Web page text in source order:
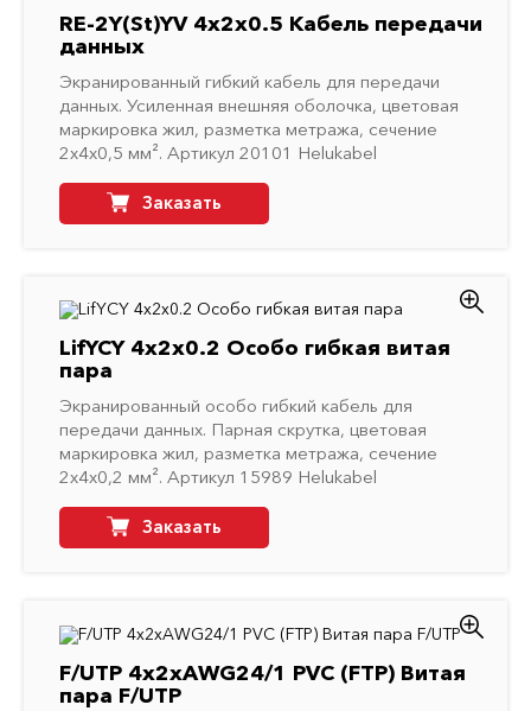
RE-2Y(St)YV 4x2x0.5 Кабель передачи
данных
Экранированный гибкий кабель для передачи
данных. Усиленная внешняя оболочка, цветовая
маркировка жил, разметка метража, сечение
2х4х0,5 мм². Артикул 20101 Helukabel
Заказать
LifYCY 4x2x0.2 Особо гибкая витая
пара
Экранированный особо гибкий кабель для
передачи данных. Парная скрутка, цветовая
маркировка жил, разметка метража, сечение
2х4х0,2 мм². Артикул 15989 Helukabel
Заказать
F/UTP 4x2xAWG24/1 PVC (FTP) Витая
пара F/UTP